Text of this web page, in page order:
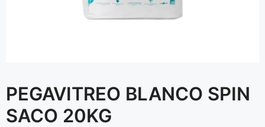
PEGAVITREO BLANCO SPIN
SACO 20KG